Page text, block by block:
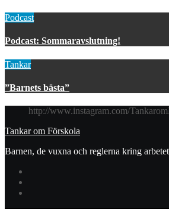
Podcast
Podcast: Sommaravslutning!
Tankar
”Barnets bästa”
http://www.instagram.com/
Tankar om Förskola
Barnen, de vuxna och reglerna kring arbetet